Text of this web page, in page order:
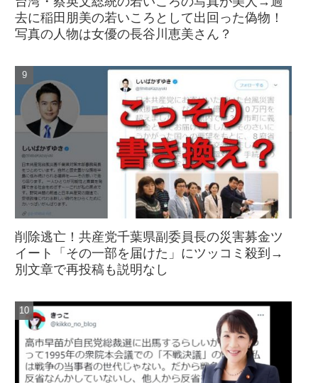
去に稲田朋美の若いころとして出回った偽物！
写真の人物は女優の長谷川恵美さん？
削除逃亡！共産党千葉県副委員長の災害募金ツ
イート「その一部を届けた」にツッコミ殺到→
別文章で再投稿も説明なし